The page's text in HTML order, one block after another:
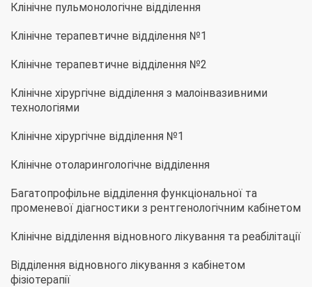
Клінічне пульмонологічне відділення
Клінічне терапевтичне відділення №1
Клінічне терапевтичне відділення №2
Клінічне хірургічне відділення з малоінвазивними
технологіями
Клінічне хірургічне відділення №1
Клінічне отоларингологічне відділення
Багатопрофільне відділення функціональної та
променевої діагностики з рентгенологічним кабінетом
Клінічне відділення відновного лікування та реабілітації
Відділення відновного лікування з кабінетом
фізіотерапії